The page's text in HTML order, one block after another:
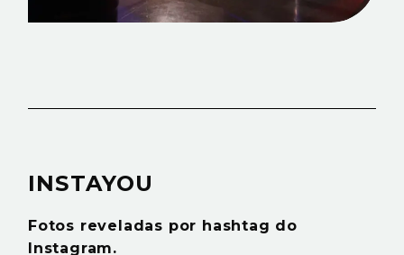
INSTAYOU
Fotos reveladas por hashtag do
Instagram.